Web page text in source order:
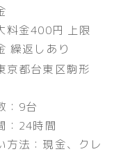
料金400円 上限
繰返しあり
京都台東区駒形
：9台
：24時間
方法：現金、クレ